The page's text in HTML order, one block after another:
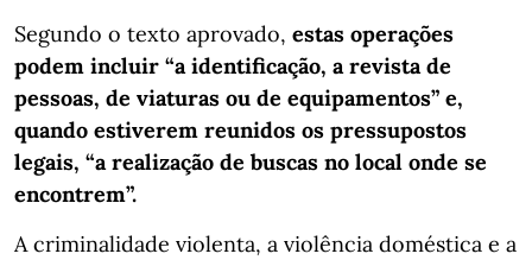
Segundo o texto aprovado, estas operações
podem incluir “a identificação, a revista de
pessoas, de viaturas ou de equipamentos” e,
quando estiverem reunidos os pressupostos
legais, “a realização de buscas no local onde se
encontrem”.
A criminalidade violenta, a violência doméstica e a